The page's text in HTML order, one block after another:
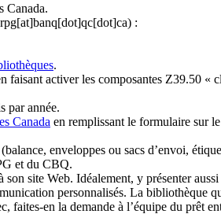
Canada.
:
.
activer les composantes Z39.50
par année.
Canada en remplissant le formulaire sur
enveloppes ou sacs d’envoi,
et du CBQ.
site Web. Idéalement, y présenter
personnalisés. La bibliothèque
faites-en la demande à l’équipe du prêt